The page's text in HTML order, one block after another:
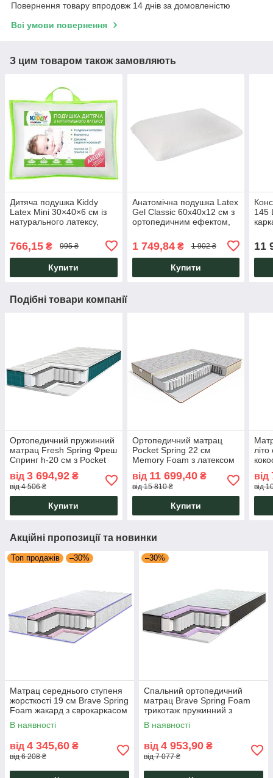
Повернення товару впродовж 14 днів за домовленістю
Всі умови повернення
З цим товаром також замовляють
Дитяча подушка Kiddy
Latex Mini 30×40×6 см із
натурального латексу,
анатомічна Eurosleep
766,15 ₴ 995 ₴
Купити
Анатомічна подушка Latex
Gel Classic 60х40х12 см з
ортопедичним ефектом,
охолоджувальним гелем
Eurosleep
1 749,84₴ 1 902 ₴
Купити
145
11
Подібні товари компанії
Ортопедичний пружинний
матрац Fresh Spring Фреш
Спринг h-20 см з Pocket
Spring середньої
жорсткості Eurosleep
від 3 694,92 ₴
від 4 506 ₴
Купити
Ортопедичний матрац
Pocket Spring 22 см
Memory Foam з латексом
Memory Lux Gold
Collection Family Sleep
від 11 699,40₴
від 15 810 ₴
Купити
від
від
Акційні пропозиції та новинки
Топ продажів –30%
Матрац середнього ступеня
жорсткості 19 см Brave Spring
Foam жакард з єврокаркасом
і Pocket Spring Eurosleep
В наявності
від 4 345,60 ₴
від 6 208 ₴
–30%
Спальний ортопедичний
матрац Brave Spring Foam
трикотаж пружинний з
єврокаркасом заввишки 19
см Eurosleep
В наявності
від 4 953,90 ₴
від 7 077 ₴